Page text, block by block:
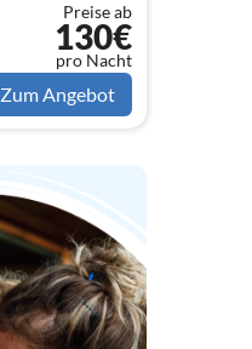
Preise ab
130€
pro Nacht
Zum Angebot